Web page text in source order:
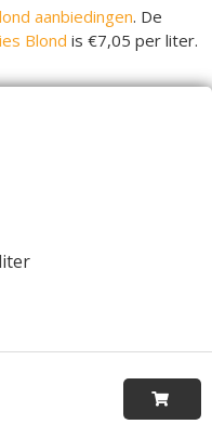
aanbiedingen. De
Blond is €7,05 per liter.